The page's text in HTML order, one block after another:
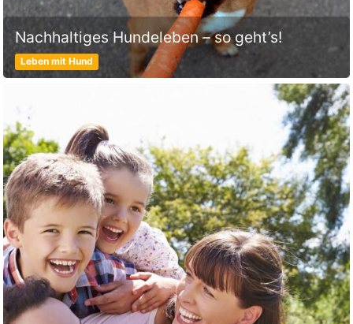
Nachhaltiges Hundeleben – so geht’s!
Leben mit Hund